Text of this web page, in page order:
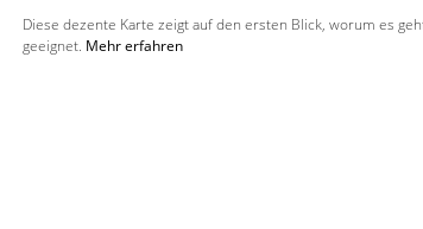
Diese dezente Karte zeigt auf den ersten Blick, worum es
geeignet. Mehr erfahren